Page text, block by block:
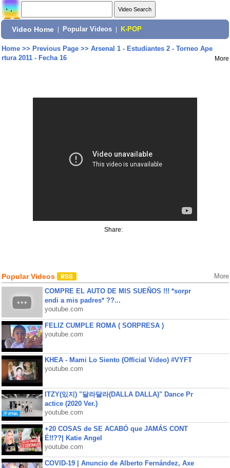
Video Home Popular Videos K-POP
Home>> Previous Page>> Arsenal 1 - Estudiantes 2 - Torneo Ape
rtura 2011 - Fecha 16
More
Share:
Popular Videos More
COMPRE EL AUTO DE MIS SUEÑOS !!! *sorpr
endi a mis padres* ??...
youtube.com
FELIZ CUMPLE ROMA ( SORPRESA )
youtube.com
KHEA - Mami Lo Siento (Official Video) #VYFT
youtube.com
ITZY(있지) "달라달라(DALLA DALLA)" Dance Pr
actice (2020 Ver.)
youtube.com
+20 COSAS de SE ACABÓ que JAMÁS CONT
É!!??| Katie Angel
youtube.com
COVID-19 | Anuncio de Alberto Fernández, Axe